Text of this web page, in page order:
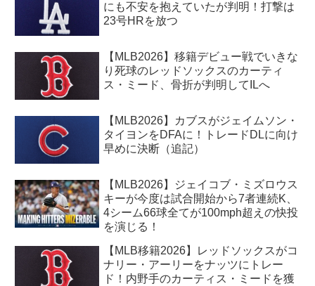
にも不安を抱えていたが判明！打撃は
23号HRを放つ
【MLB2026】移籍デビュー戦でいきな
り死球のレッドソックスのカーティ
ス・ミード、骨折が判明してILへ
【MLB2026】カブスがジェイムソン・
タイヨンをDFAに！トレードDLに向け
早めに決断（追記）
【MLB2026】ジェイコブ・ミズロウス
キーが今度は試合開始から7者連続K、
4シーム66球全てが100mph超えの快投
を演じる！
【MLB移籍2026】レッドソックスがコ
ナリー・アーリーをナッツにトレー
ド！内野手のカーティス・ミードを獲